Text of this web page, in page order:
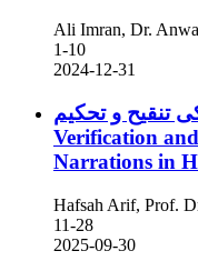
Ali Imran, Dr.
1-10
2024-12-31
تنقیح و تحکیم
Verification
Narrations in
Hafsah Arif, Prof.
11-28
2025-09-30